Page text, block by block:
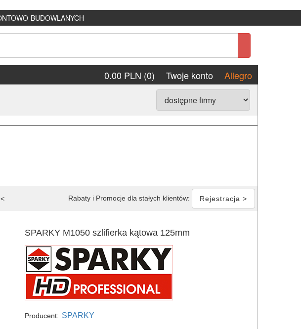
BUDOWLANYCH
0.00 PLN (0) Twoje konto
Allegro
Rabaty i Promocje dla stałych klientów: Rejestracja >
SPARKY M1050 szlifierka kątowa 125mm
Producent: SPARKY